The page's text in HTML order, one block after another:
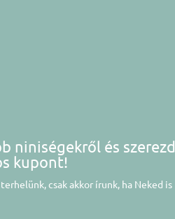
niniségekről és szerezd
kupont!
csak akkor írunk, ha Neked is